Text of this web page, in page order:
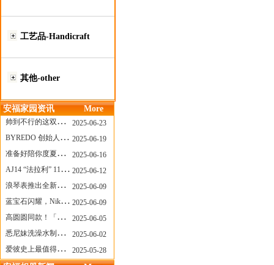
工艺品-Handicraft
其他-other
安福家园资讯 More
帅到不行的这双跑鞋，其实藏着Nike第一位签约跑者的故事
2025-06-23
BYREDO 创始人离任，也带走了那份灵魂感
2025-06-19
准备好陪你度夏，nanamica x Suicoke 新联名来了
2025-06-16
AJ14 “法拉利” 11年后回归，红色超跑气场全开
2025-06-12
浪琴表推出全新先行者系列祖鲁时间1925腕表
2025-06-09
蓝宝石闪耀，Nike Air Max DN8 华丽变身
2025-06-09
高圆圆同款！「赤足New Balance」新联名曝光，铺货了
2025-06-05
悉尼妹洗澡水制成肥皂开启售卖！男粉：这肥皂能吃吗？
2025-06-02
爱彼史上最值得看的大展！揭秘150年传奇制表背后
2025-05-28